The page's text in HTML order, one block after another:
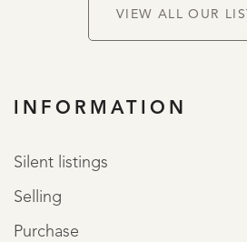
VIEW ALL OUR
INFORMATION
Silent listings
Selling
Purchase